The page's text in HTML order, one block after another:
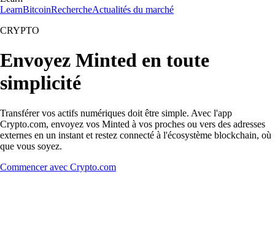
LearnBitcoinRechercheActualités du marché
CRYPTO
Envoyez Minted en toute
simplicité
Transférer vos actifs numériques doit être simple. Avec l'app
Crypto.com, envoyez vos Minted à vos proches ou vers des adresses
externes en un instant et restez connecté à l'écosystème blockchain, où
que vous soyez.
Commencer avec Crypto.com